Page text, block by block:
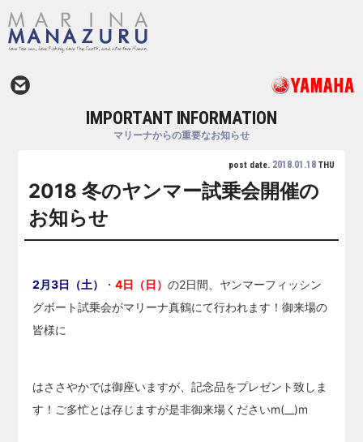
IMPORTANT INFORMATION
マリーナからの重要なお知らせ
post date. 2018.01.18THU
2018 冬のヤンマー試乗会開催の
お知らせ
2月3日（土） ・4日（日）の2日間、ヤンマーフィッシン
グボート試乗会がマリーナ真鶴にて行われます！御来場の
皆様に
はささやかでは御座いますが、記念品をプレゼント致しま
す！ご多忙とは存じますが是非御来場くださいm(__)m